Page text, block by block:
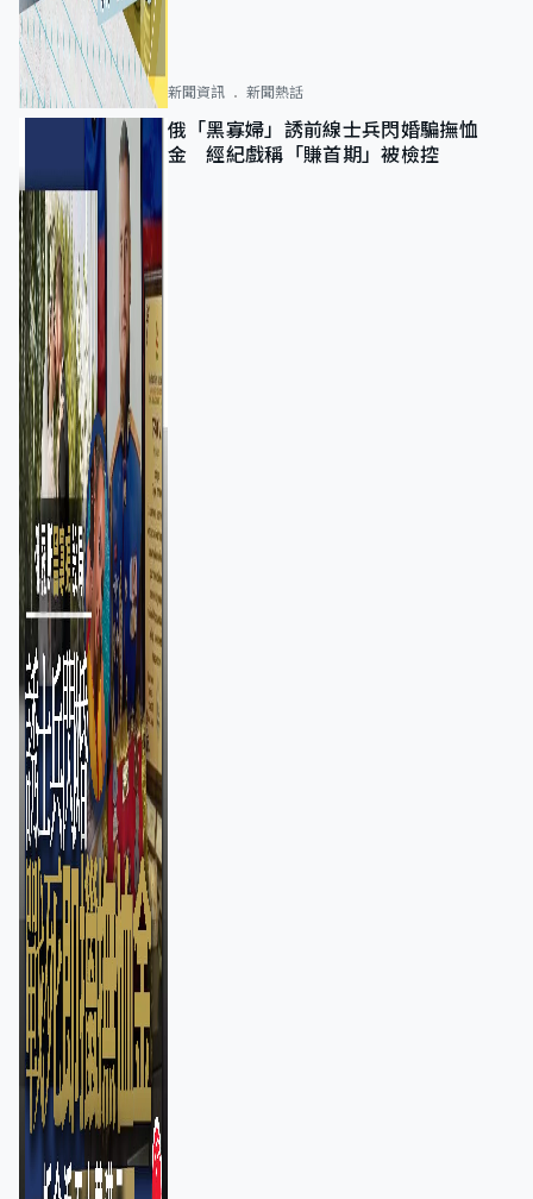
新聞資訊 新聞熱話
俄「黑寡婦」誘前線士兵閃婚騙撫恤
金 經紀戲稱「賺首期」被檢控